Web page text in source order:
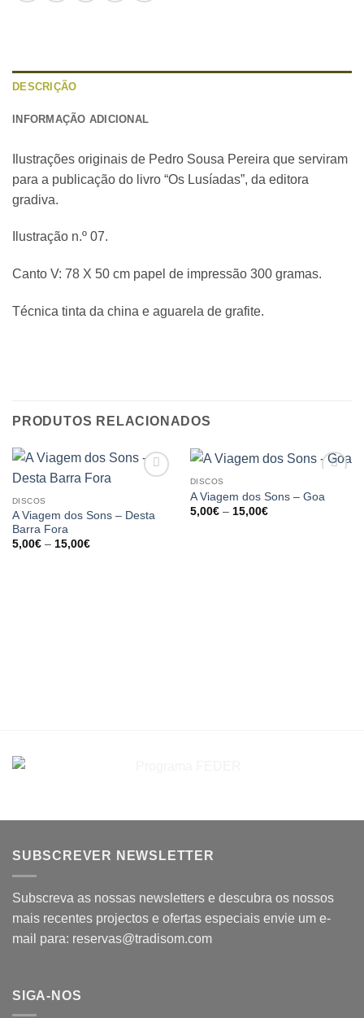
DESCRIÇÃO
INFORMAÇÃO ADICIONAL
Ilustrações originais de Pedro Sousa Pereira que serviram
para a publicação do livro “Os Lusíadas”, da editora
gradiva.
Ilustração n.º 07.
Canto V: 78 X 50 cm papel de impressão 300 gramas.
Técnica tinta da china e aguarela de grafite.
PRODUTOS RELACIONADOS
DISCOS
A Viagem dos Sons – Desta
Barra Fora
5,00€ – 15,00€Price
DISCOS
A Viagem dos Sons – Goa
5,00€ – 15,00€Price
SUBSCREVER NEWSLETTER
Subscreva as nossas newsletters e descubra os nossos
mais recentes projectos e ofertas especiais envie um e-
mail para: reservas@tradisom.com
SIGA-NOS